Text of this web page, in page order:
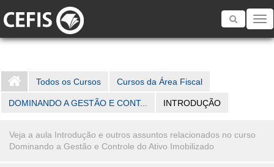
Toggle
Todos os Cursos Cursos da Área Fiscal
DOMINANDO A GESTÃO E CONT... INTRODUÇÃO
Veja a aula Introdução e outros assuntos relacionados no curso
Dominando a Gestão e Controle do Ativo Imobilizado